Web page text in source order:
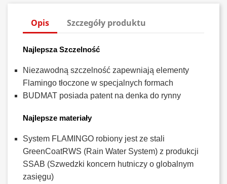
Opis Szczegóły produktu
Najlepsza Szczelność
Niezawodną szczelność zapewniają elementy
Flamingo tłoczone w specjalnych formach
BUDMAT posiada patent na denka do rynny
Najlepsze materiały
System FLAMINGO robiony jest ze stali
GreenCoatRWS (Rain Water System) z produkcji
SSAB (Szwedzki koncern hutniczy o globalnym
zasięgu)